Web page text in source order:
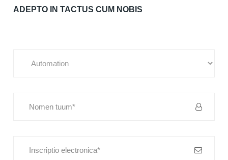
ADEPTO IN TACTUS CUM NOBIS